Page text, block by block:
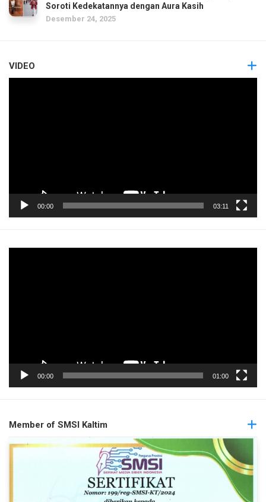
Soroti Kedekatannya dengan Aura Kasih
Desember 24, 2025
VIDEO
00:00 03:11
00:00 01:00
Member of SMSI Kaltim